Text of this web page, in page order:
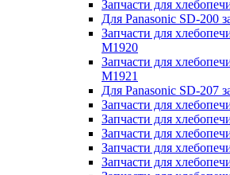
Запчасти для
Для Panasonic SD-200
Запчасти для
M1920
Запчасти для
M1921
Для Panasonic SD-207
Запчасти для
Запчасти для
Запчасти для
Запчасти для
Запчасти для